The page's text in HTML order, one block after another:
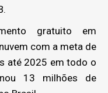
gratuito em
com a meta de
até 2025 em todo o
13 milhões de